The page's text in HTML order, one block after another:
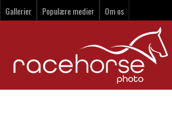
Gallerier Populære medier Om os